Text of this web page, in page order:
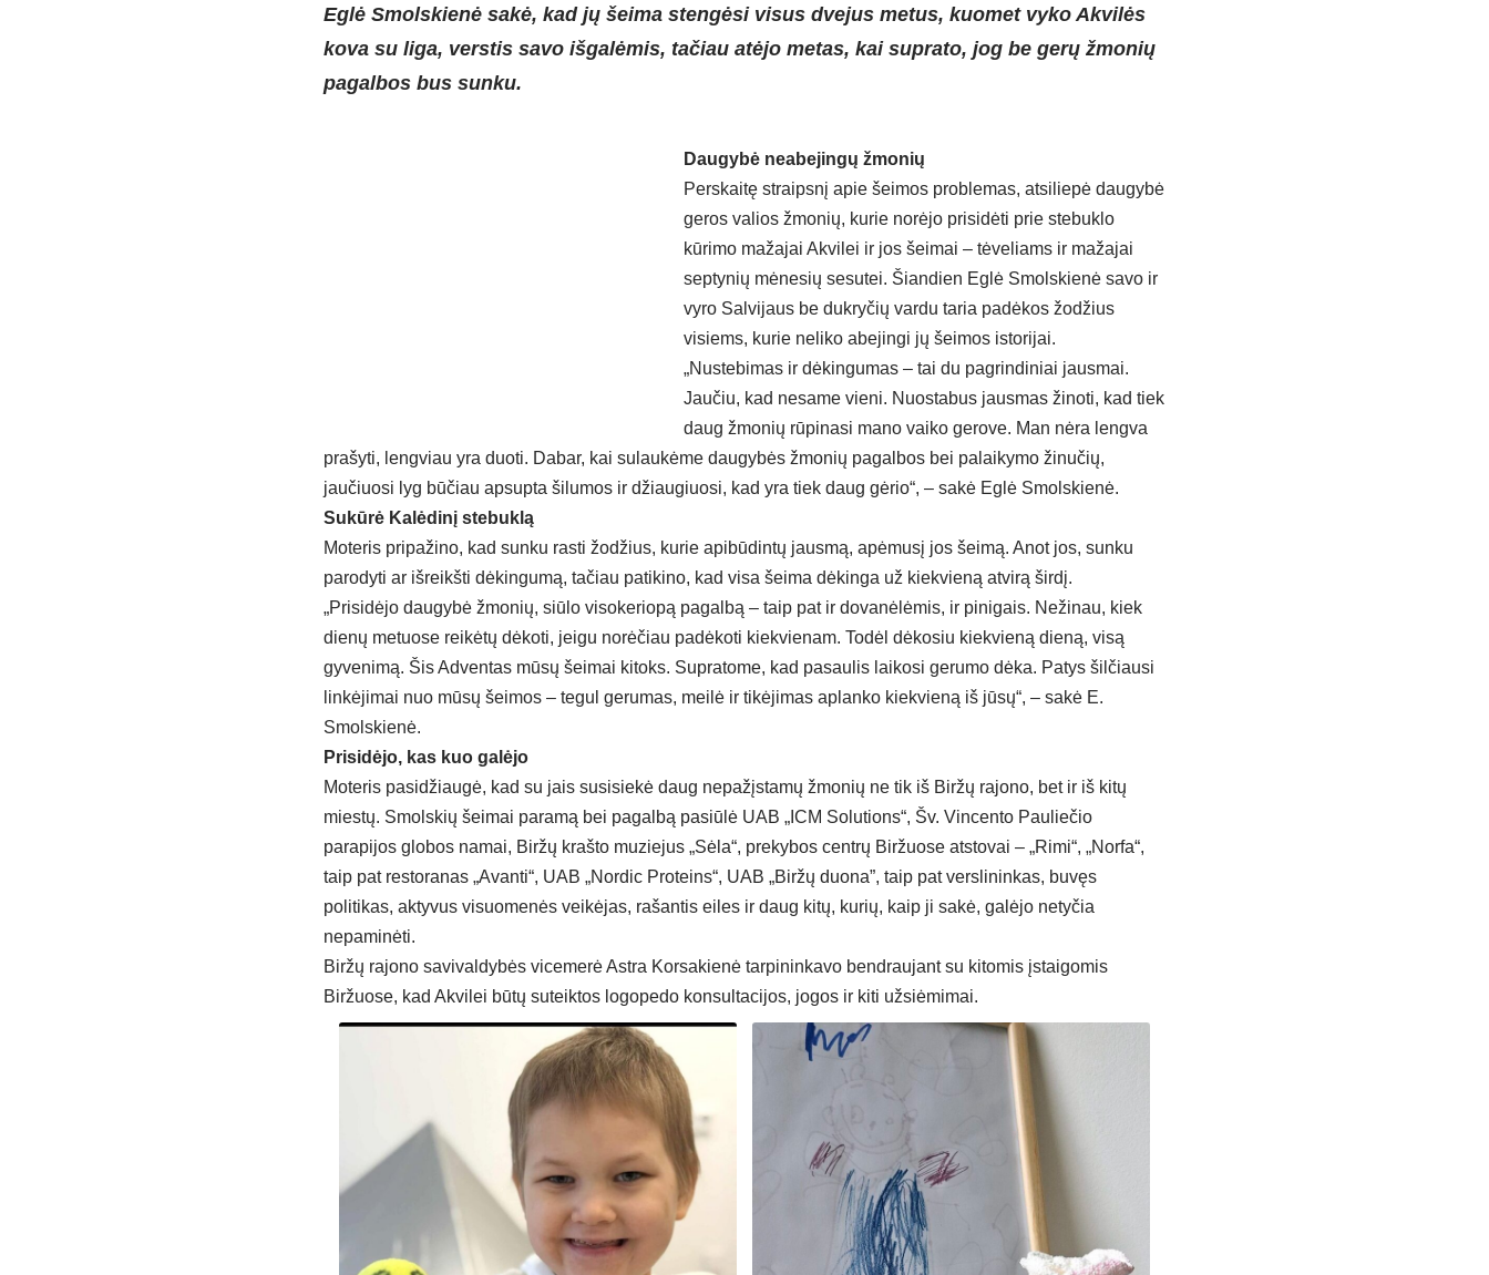
Eglė Smolskienė sakė, kad jų šeima stengėsi visus dvejus metus, kuomet vyko Akvilės
kova su liga, verstis savo išgalėmis, tačiau atėjo metas, kai suprato, jog be gerų žmonių
pagalbos bus sunku.
Daugybė neabejingų žmonių
Perskaitę straipsnį apie šeimos problemas, atsiliepė daugybė
geros valios žmonių, kurie norėjo prisidėti prie stebuklo
kūrimo mažajai Akvilei ir jos šeimai – tėveliams ir mažajai
septynių mėnesių sesutei. Šiandien Eglė Smolskienė savo ir
vyro Salvijaus be dukryčių vardu taria padėkos žodžius
visiems, kurie neliko abejingi jų šeimos istorijai.
„Nustebimas ir dėkingumas – tai du pagrindiniai jausmai.
Jaučiu, kad nesame vieni. Nuostabus jausmas žinoti, kad tiek
daug žmonių rūpinasi mano vaiko gerove. Man nėra lengva
prašyti, lengviau yra duoti. Dabar, kai sulaukėme daugybės žmonių pagalbos bei palaikymo žinučių,
jaučiuosi lyg būčiau apsupta šilumos ir džiaugiuosi, kad yra tiek daug gėrio“, – sakė Eglė Smolskienė.
Sukūrė Kalėdinį stebuklą
Moteris pripažino, kad sunku rasti žodžius, kurie apibūdintų jausmą, apėmusį jos šeimą. Anot jos, sunku
parodyti ar išreikšti dėkingumą, tačiau patikino, kad visa šeima dėkinga už kiekvieną atvirą širdį.
„Prisidėjo daugybė žmonių, siūlo visokeriopą pagalbą – taip pat ir dovanėlėmis, ir pinigais. Nežinau, kiek
dienų metuose reikėtų dėkoti, jeigu norėčiau padėkoti kiekvienam. Todėl dėkosiu kiekvieną dieną, visą
gyvenimą. Šis Adventas mūsų šeimai kitoks. Supratome, kad pasaulis laikosi gerumo dėka. Patys šilčiausi
linkėjimai nuo mūsų šeimos – tegul gerumas, meilė ir tikėjimas aplanko kiekvieną iš jūsų“, – sakė E.
Smolskienė.
Prisidėjo, kas kuo galėjo
Moteris pasidžiaugė, kad su jais susisiekė daug nepažįstamų žmonių ne tik iš Biržų rajono, bet ir iš kitų
miestų. Smolskių šeimai paramą bei pagalbą pasiūlė UAB „ICM Solutions“, Šv. Vincento Pauliečio
parapijos globos namai, Biržų krašto muziejus „Sėla“, prekybos centrų Biržuose atstovai – „Rimi“, „Norfa“,
taip pat restoranas „Avanti“, UAB „Nordic Proteins“, UAB „Biržų duona”, taip pat verslininkas, buvęs
politikas, aktyvus visuomenės veikėjas, rašantis eiles ir daug kitų, kurių, kaip ji sakė, galėjo netyčia
nepaminėti.
Biržų rajono savivaldybės vicemerė Astra Korsakienė tarpininkavo bendraujant su kitomis įstaigomis
Biržuose, kad Akvilei būtų suteiktos logopedo konsultacijos, jogos ir kiti užsiėmimai.